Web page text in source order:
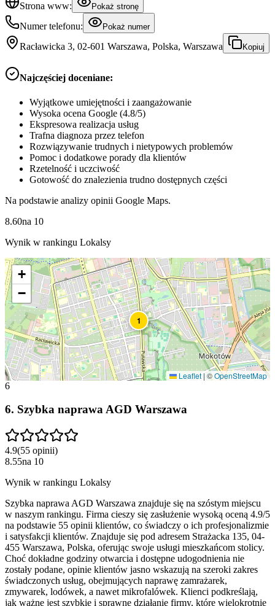
Strona www:
Pokaż stronę
Numer telefonu: Pokaż numer
Racławicka 3, 02-601 Warszawa, Polska, Warszawa Kopiuj
Najczęściej doceniane:
Wyjątkowe umiejętności i zaangażowanie
Wysoka ocena Google (4.8/5)
Ekspresowa realizacja usług
Trafna diagnoza przez telefon
Rozwiązywanie trudnych i nietypowych problemów
Pomoc i dodatkowe porady dla klientów
Rzetelność i uczciwość
Gotowość do znalezienia trudno dostępnych części
Na podstawie analizy opinii Google Maps.
8.60na 10
Wynik w rankingu Lokalsy
1
+
−
Leaflet | ©OpenStreetMap
6
6. Szybka naprawa AGD Warszawa
4.9(55 opinii)
8.55na 10
Wynik w rankingu Lokalsy
Szybka naprawa AGD Warszawa znajduje się na szóstym miejscu
w naszym rankingu. Firma cieszy się zasłużenie wysoką oceną 4.9/5
na podstawie 55 opinii klientów, co świadczy o ich profesjonalizmie
i satysfakcji klientów. Znajduje się pod adresem Strażacka 135, 04-
455 Warszawa, Polska, oferując swoje usługi mieszkańcom stolicy.
Choć dokładne godziny otwarcia i dostępne udogodnienia nie
zostały podane, opinie klientów jasno wskazują na szeroki zakres
świadczonych usług, obejmujących naprawę zamrażarek,
zmywarek, lodówek, a nawet mikrofalówek. Klienci podkreślają,
jak ważne jest szybkie i sprawne działanie firmy, które wielokrotnie